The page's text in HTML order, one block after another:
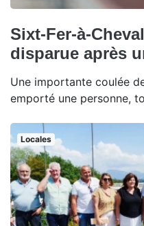
Sixt-Fer-à-
disparue après
Une importante coulée
emporté une personne,
Locales